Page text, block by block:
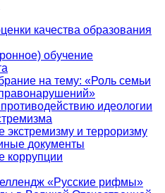
качества образования
обучение
на тему: «Роль семьи
идеологии
экстремизму и терроризму
документы
коррупции
«Русские рифмы»